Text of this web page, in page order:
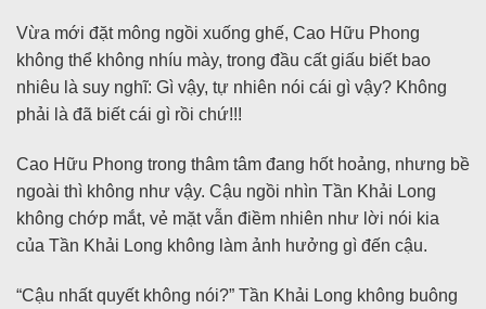
Vừa mới đặt mông ngồi xuống ghế, Cao Hữu Phong
không thể không nhíu mày, trong đầu cất giấu biết bao
nhiêu là suy nghĩ: Gì vậy, tự nhiên nói cái gì vậy? Không
phải là đã biết cái gì rồi chứ!!!
Cao Hữu Phong trong thâm tâm đang hốt hoảng, nhưng bề
ngoài thì không như vậy. Cậu ngồi nhìn Tần Khải Long
không chớp mắt, vẻ mặt vẫn điềm nhiên như lời nói kia
của Tần Khải Long không làm ảnh hưởng gì đến cậu.
“Cậu nhất quyết không nói?” Tần Khải Long không buông